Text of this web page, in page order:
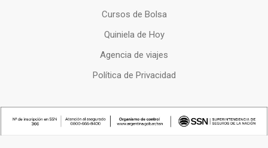
Cursos de Bolsa
Quiniela de Hoy
Agencia de viajes
Política de Privacidad